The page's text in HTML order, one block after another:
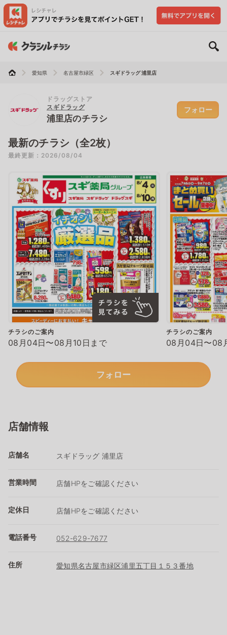
愛知県 名古屋市緑区 スギドラッグ 浦里店
ドラッグストア
スギドラッグ
浦里店のチラシ
フォロー
最新のチラシ（全2枚）
最終更新：2026/08/04
チラシのご案内
08月04日〜08月10日まで
チラシのご案内
08月04日〜08
フォロー
店舗情報
店舗名 スギドラッグ 浦里店
営業時間 店舗HPをご確認ください
定休日 店舗HPをご確認ください
電話番号 052-629-7677
住所 愛知県名古屋市緑区浦里五丁目１５３番地